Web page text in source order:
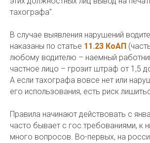
тахографа".
В случае выявления нарушений
наказаны по статье 11.23 КоАП
любому водителю – наемный
частное лицо – грозит штраф от 1,5
А если тахографа вовсе нет или
его использования, есть риск
Правила начинают действовать с
часто бывает с гос.требованиями, к
много вопросов. Во-первых, на